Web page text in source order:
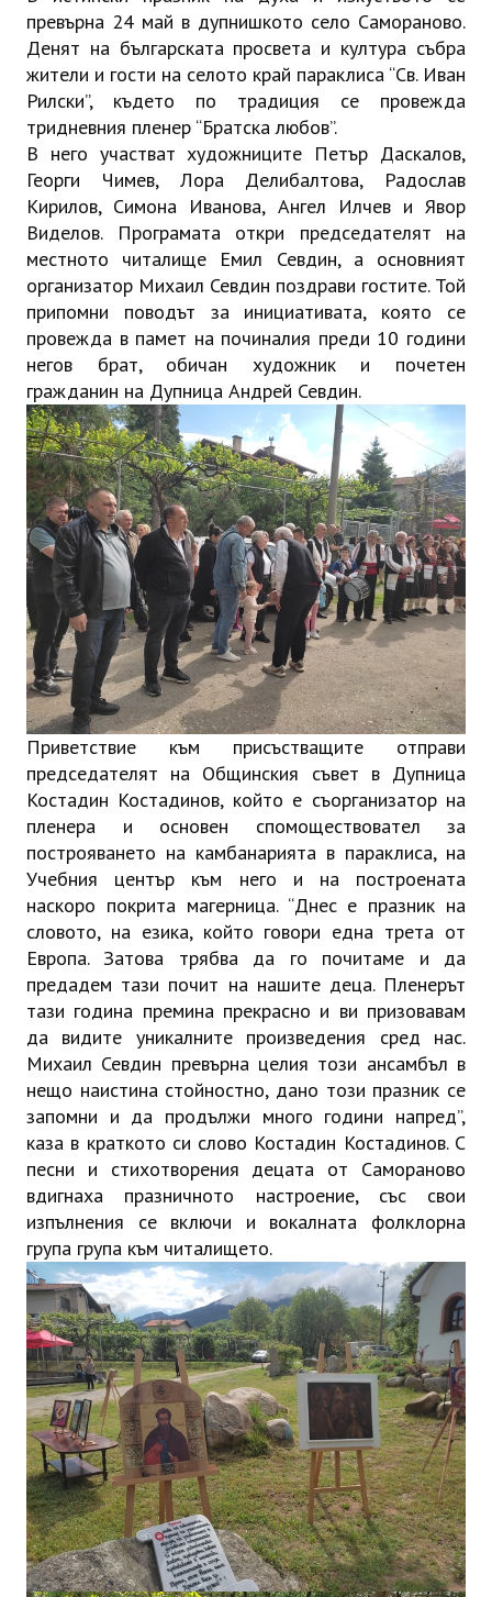
превърна 24 май в дупнишкото село Самораново.
Денят на българската просвета и култура събра
жители и гости на селото край параклиса “Св. Иван
Рилски”, където по традиция се провежда
тридневния пленер “Братска любов”.
В него участват художниците Петър Даскалов,
Георги Чимев, Лора Делибалтова, Радослав
Кирилов, Симона Иванова, Ангел Илчев и Явор
Виделов. Програмата откри председателят на
местното читалище Емил Севдин, а основният
организатор Михаил Севдин поздрави гостите. Той
припомни поводът за инициативата, която се
провежда в памет на починалия преди 10 години
негов брат, обичан художник и почетен
гражданин на Дупница Андрей Севдин.
Приветствие към присъстващите отправи
председателят на Общинския съвет в Дупница
Костадин Костадинов, който е съорганизатор на
пленера и основен спомоществовател за
построяването на камбанарията в параклиса, на
Учебния център към него и на построената
наскоро покрита магерница. “Днес е празник на
словото, на езика, който говори една трета от
Европа. Затова трябва да го почитаме и да
предадем тази почит на нашите деца. Пленерът
тази година премина прекрасно и ви призовавам
да видите уникалните произведения сред нас.
Михаил Севдин превърна целия този ансамбъл в
нещо наистина стойностно, дано този празник се
запомни и да продължи много години напред”,
каза в краткото си слово Костадин Костадинов. С
песни и стихотворения децата от Самораново
вдигнаха празничното настроение, със свои
изпълнения се включи и вокалната фолклорна
група група към читалището.